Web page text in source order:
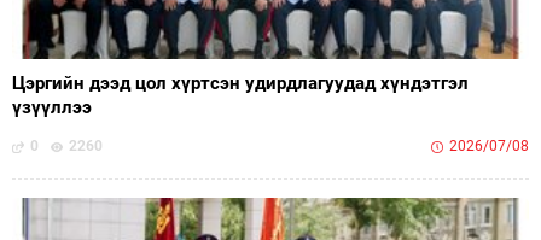
Цэргийн дээд цол хүртсэн удирдлагуудад хүндэтгэл
үзүүллээ
0 2260 2026/07/08